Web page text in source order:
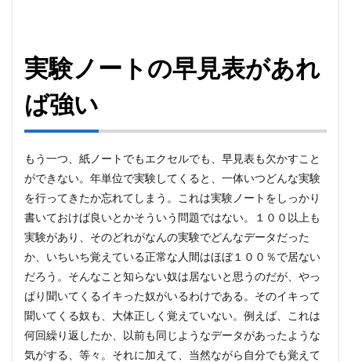
実験ノートの早見表があれ
ば強い
もう一つ、紙ノートでもエクセルでも、早見表も欠かすこと
ができない。年単位で実験してくると、一体いつどんな実験
を行ってきたか忘れてしまう。これは実験ノートをしっかり
書いておけば良いとかそういう問題ではない。１００以上も
実験があり、そのどれがなんの実験でどんなデータだった
か、いちいち覚えている正常な人間はほぼ１００％で居ない
だろう。そんなこと知らない奴は居ないと思うのだが、やっ
ぱり聞いてくるイキった奴がいるわけである。そのイキって
聞いてくる奴も、大体正しく覚えていない。例えば、これは
何回繰り返したか、以前も同じようなデータがあったような
気がする、等々。それに加えて、当然ながら自分でも覚えて